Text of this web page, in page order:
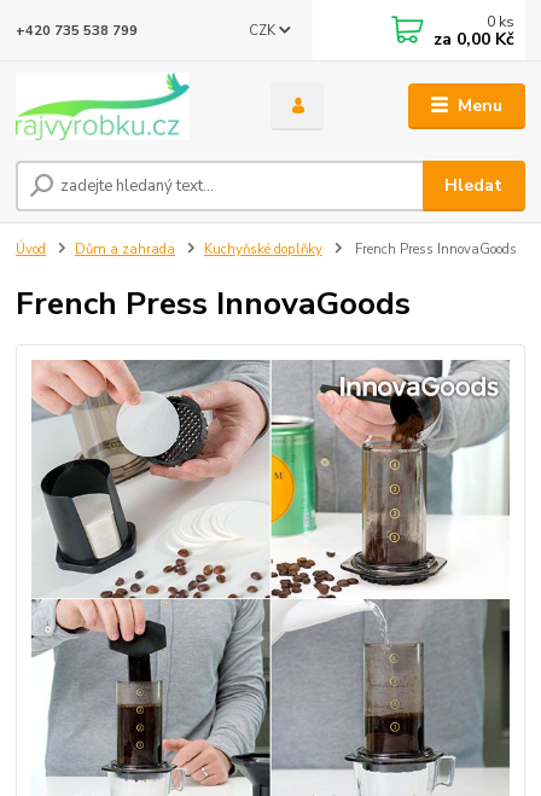
Menu
CZK
Hledat
+420 735 538 799 0 ks
za 0,00 Kč
Úvod Dům a zahrada Kuchyňské doplňky French Press InnovaGoods
French Press InnovaGoods